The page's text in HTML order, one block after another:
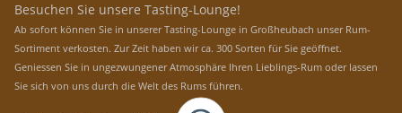
Besuchen Sie unsere Tasting-Lounge!
Ab sofort können Sie in unserer Tasting-Lounge in Großheubach unser Rum-
Sortiment verkosten. Zur Zeit haben wir ca. 300 Sorten für Sie geöffnet.
Geniessen Sie in ungezwungener Atmosphäre Ihren Lieblings-Rum oder lassen
Sie sich von uns durch die Welt des Rums führen.